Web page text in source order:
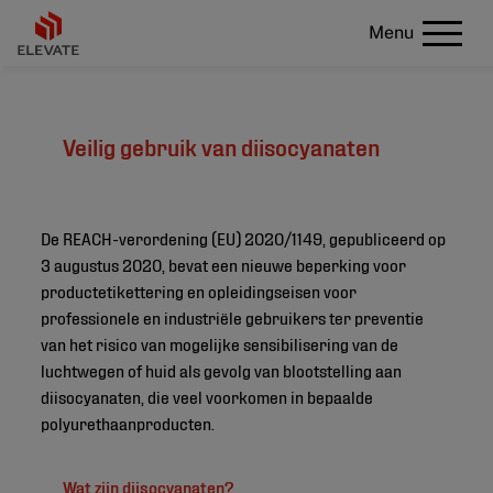
Menu
Veilig gebruik van diisocyanaten
De REACH-verordening (EU) 2020/1149, gepubliceerd op
3 augustus 2020, bevat een nieuwe beperking voor
productetikettering en opleidingseisen voor
professionele en industriële gebruikers ter preventie
van het risico van mogelijke sensibilisering van de
luchtwegen of huid als gevolg van blootstelling aan
diisocyanaten, die veel voorkomen in bepaalde
polyurethaanproducten.
Wat zijn diisocyanaten?